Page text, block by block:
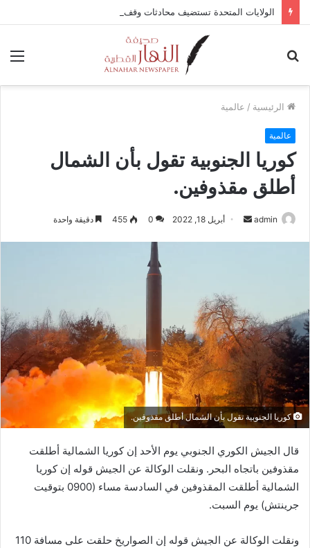
الرئيسية / عالمية
عالمية
كوريا الجنوبية تقول بأن الشمال
أطلق مقذوفين.
admin
ي
د
ا
إ
ل
ك
ت
و
ن
ي
أبريل 18, 2022 0
455 دقيقة واحدة
كوريا الجنوبية تقول بأن الشمال أطلق مقذوفين.
قال الجيش الكوري الجنوبي يوم الأحد إن كوريا الشمالية أطلقت
مقذوفين باتجاه البحر. ونقلت الوكالة عن الجيش قوله إن كوريا
الشمالية أطلقت المقذوفين في السادسة مساء (0900 بتوقيت
جرينتش) يوم السبت.
ونقلت الوكالة عن الجيش قوله إن الصواريخ حلقت على مسافة 110